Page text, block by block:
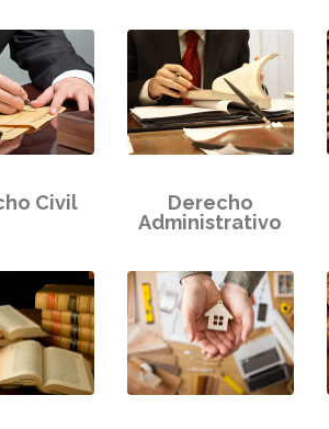
Civil
Derecho
Administrativo